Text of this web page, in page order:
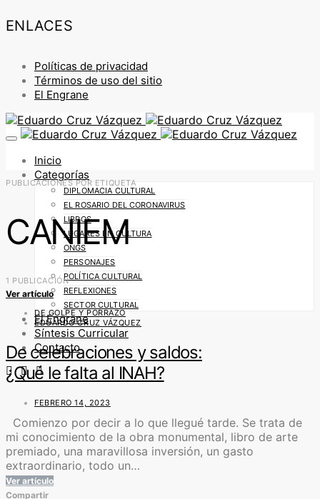
ENLACES
Políticas de privacidad
Términos de uso del sitio
El Engrane
Inicio
Categorías
DIPLOMACIA CULTURAL
EL ROSARIO DEL CORONAVIRUS
LIBROS
LUGARES EN CULTURA
ONGS
PERSONAJES
POLÍTICA CULTURAL
REFLEXIONES
SECTOR CULTURAL
El Engrane
Síntesis Curricular
Contacto
PUBLICACIONES POR ETIQUETA
CANIEM
1 PUBLICACIÓN
Ver artículo
DE GOLPE Y PORRAZO
EDUARDO CRUZ VÁZQUEZ
De celebraciones y saldos:
¿Qué le falta al INAH?
FEBRERO 14, 2023
Comienzo por decir a lo que llegué tarde. Se trata de
mi conocimiento de la obra monumental, libro de arte
premiado, una maravillosa inversión, un gasto
extraordinario, todo un…
Ver artículo
Compartir